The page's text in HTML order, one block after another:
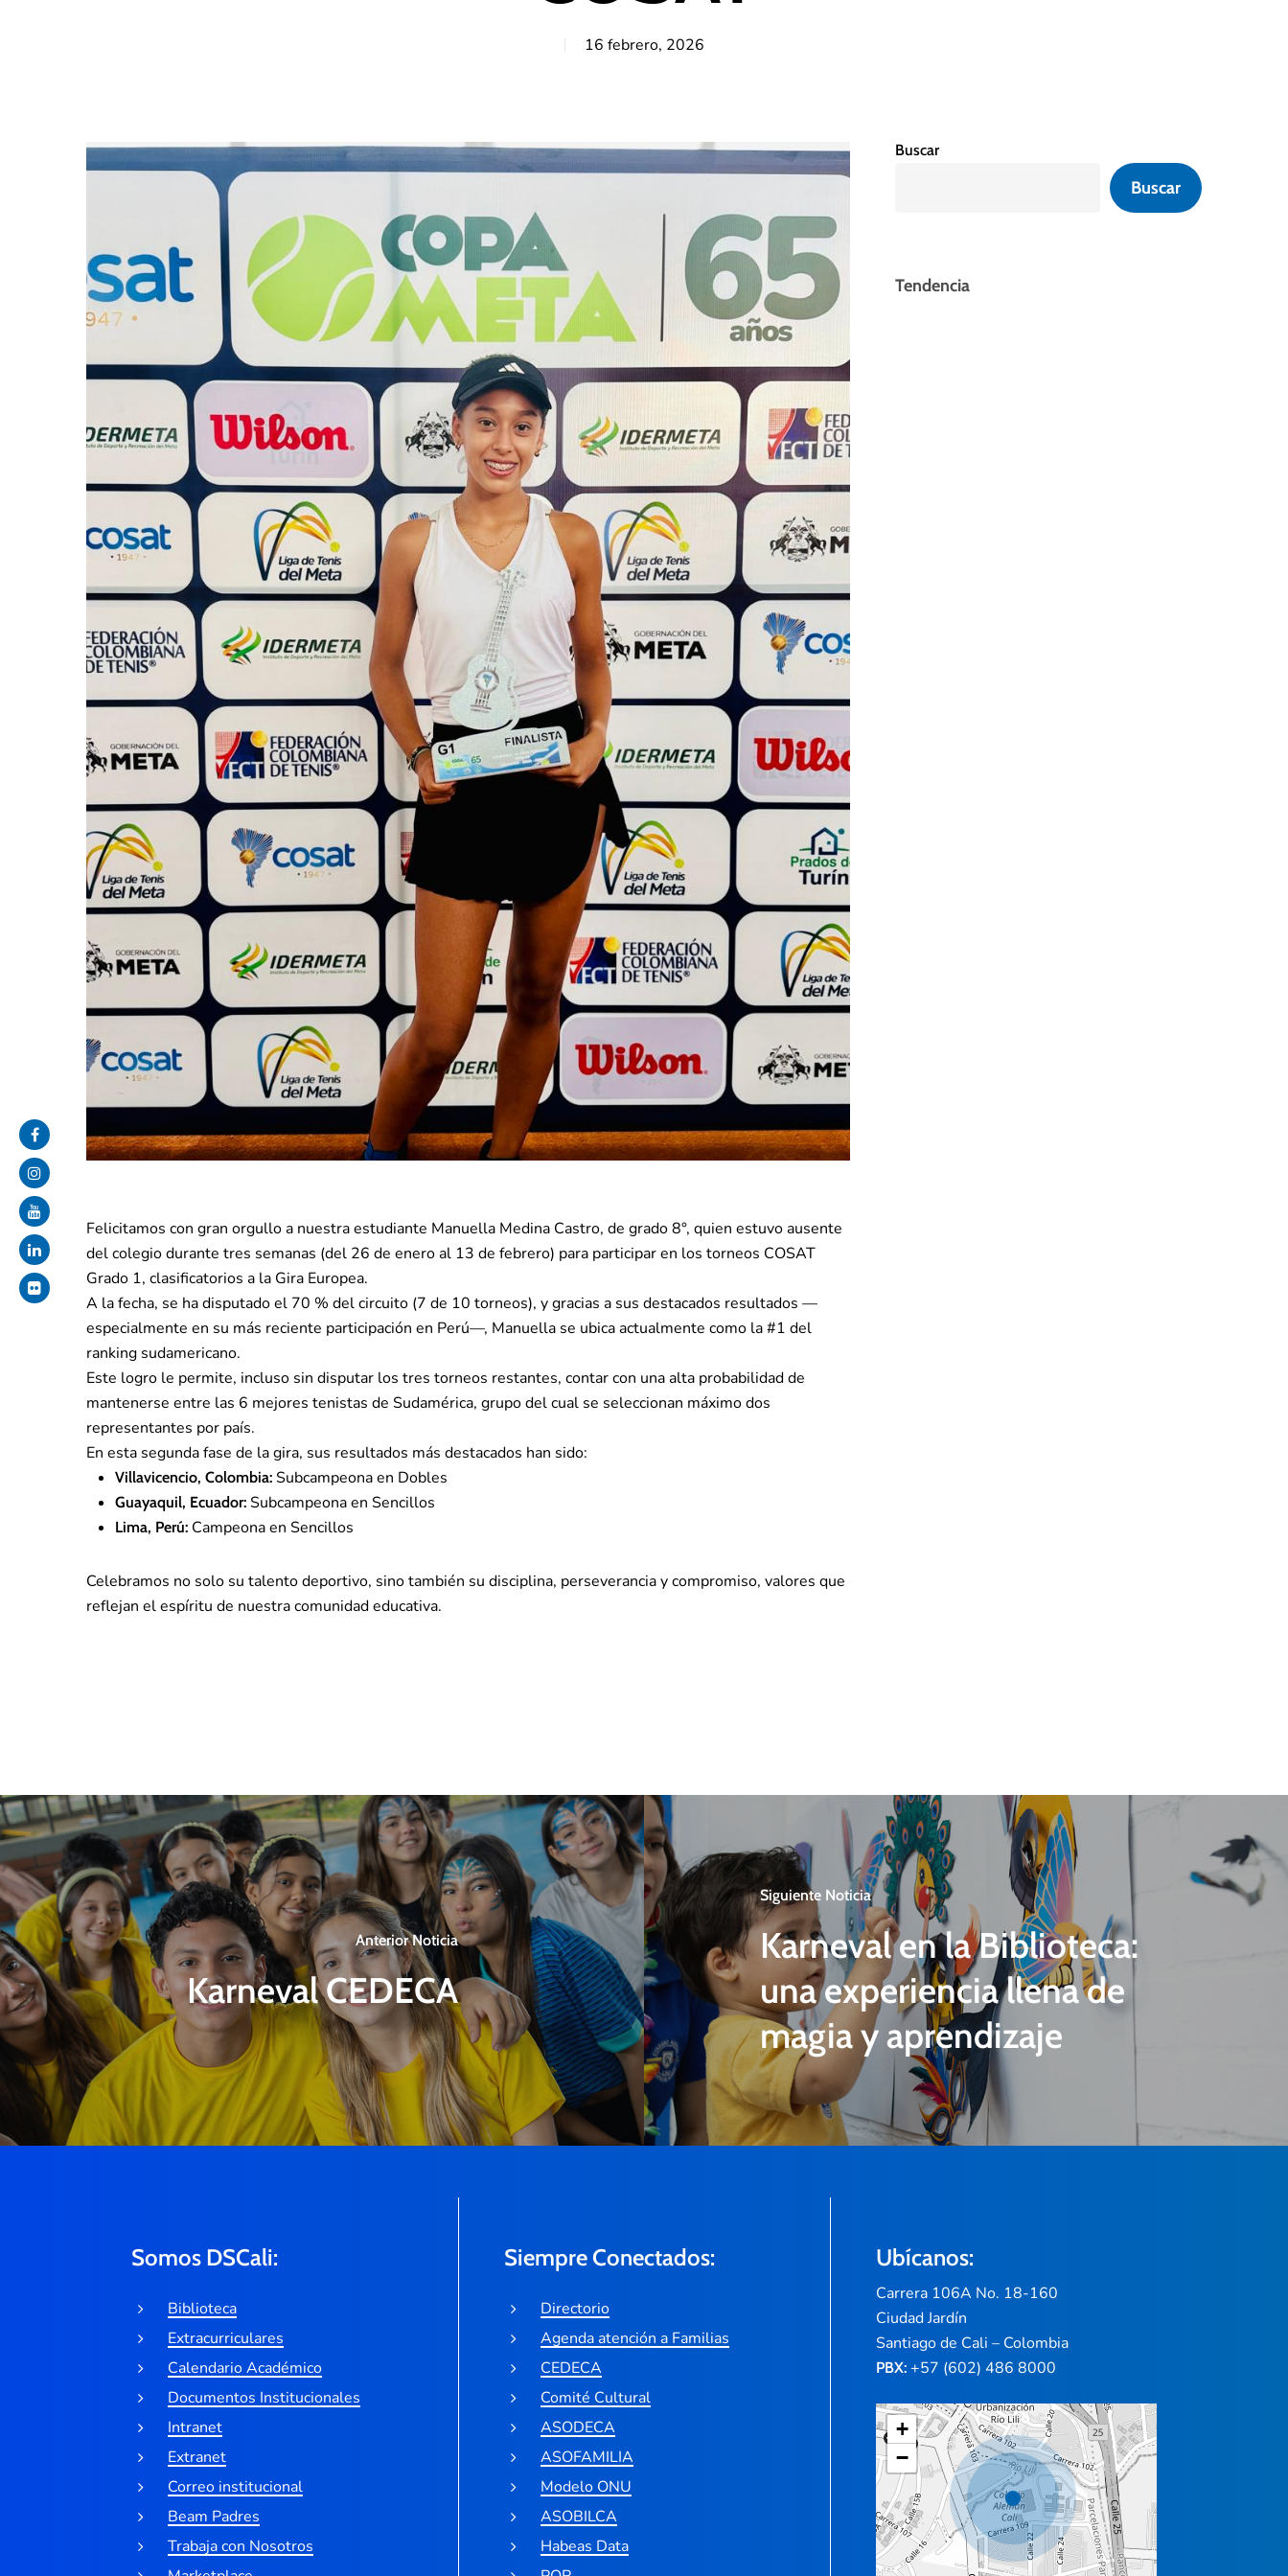
16 febrero, 2026
Felicitamos con gran orgullo a nuestra estudiante Manuella Medina Castro, de grado 8°, quien estuvo ausente
del colegio durante tres semanas (del 26 de enero al 13 de febrero) para participar en los torneos COSAT
Grado 1, clasificatorios a la Gira Europea.
A la fecha, se ha disputado el 70 % del circuito (7 de 10 torneos), y gracias a sus destacados resultados —
especialmente en su más reciente participación en Perú—, Manuella se ubica actualmente como la #1 del
ranking sudamericano.
Este logro le permite, incluso sin disputar los tres torneos restantes, contar con una alta probabilidad de
mantenerse entre las 6 mejores tenistas de Sudamérica, grupo del cual se seleccionan máximo dos
representantes por país.
En esta segunda fase de la gira, sus resultados más destacados han sido:
Villavicencio, Colombia: Subcampeona en Dobles
Guayaquil, Ecuador: Subcampeona en Sencillos
Lima, Perú: Campeona en Sencillos
Celebramos no solo su talento deportivo, sino también su disciplina, perseverancia y compromiso, valores que
reflejan el espíritu de nuestra comunidad educativa.
Buscar
Buscar
Tendencia
Anterior Noticia
Karneval CEDECA
Siguiente Noticia
Karneval en la Biblioteca:
una experiencia llena de
magia y aprendizaje
Somos DSCali:
Biblioteca
Extracurriculares
Calendario Académico
Documentos Institucionales
Intranet
Extranet
Correo institucional
Beam Padres
Trabaja con Nosotros
Siempre Conectados:
Directorio
Agenda atención a Familias
CEDECA
Comité Cultural
ASODECA
ASOFAMILIA
Modelo ONU
ASOBILCA
Habeas Data
Ubícanos:
Carrera 106A No. 18-160
Ciudad Jardín
Santiago de Cali – Colombia
PBX:+57 (602) 486 8000
+
−